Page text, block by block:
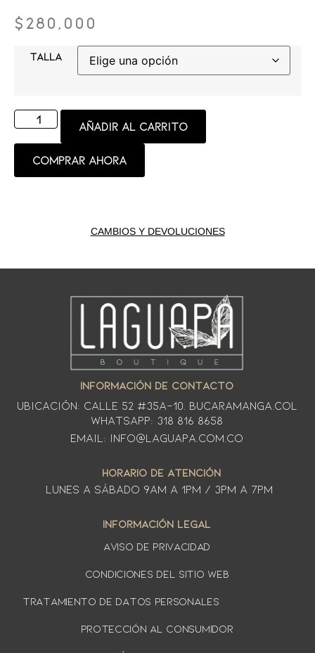
$280,000
TALLA
Añadir al carrito
Comprar ahora
CAMBIOS Y DEVOLUCIONES
INFORMACIÓN DE CONTACTO
Ubicación: CALLE 52 #35A-10. Bucaramanga.Col
WhatsApp: 318 816 8658
Email: info@laguapa.com.co
HORARIO DE ATENCIÓN
LUNES A SÁbado 9am a 1pm / 3pm a 7pm
INFORMACIÓN LEGAL
AVISO DE PRIVACIDAD
Condiciones del sitio web
TRATAMIENTO DE DATOS PERSONALES
PROTECCIÓN AL CONSUMIDOR